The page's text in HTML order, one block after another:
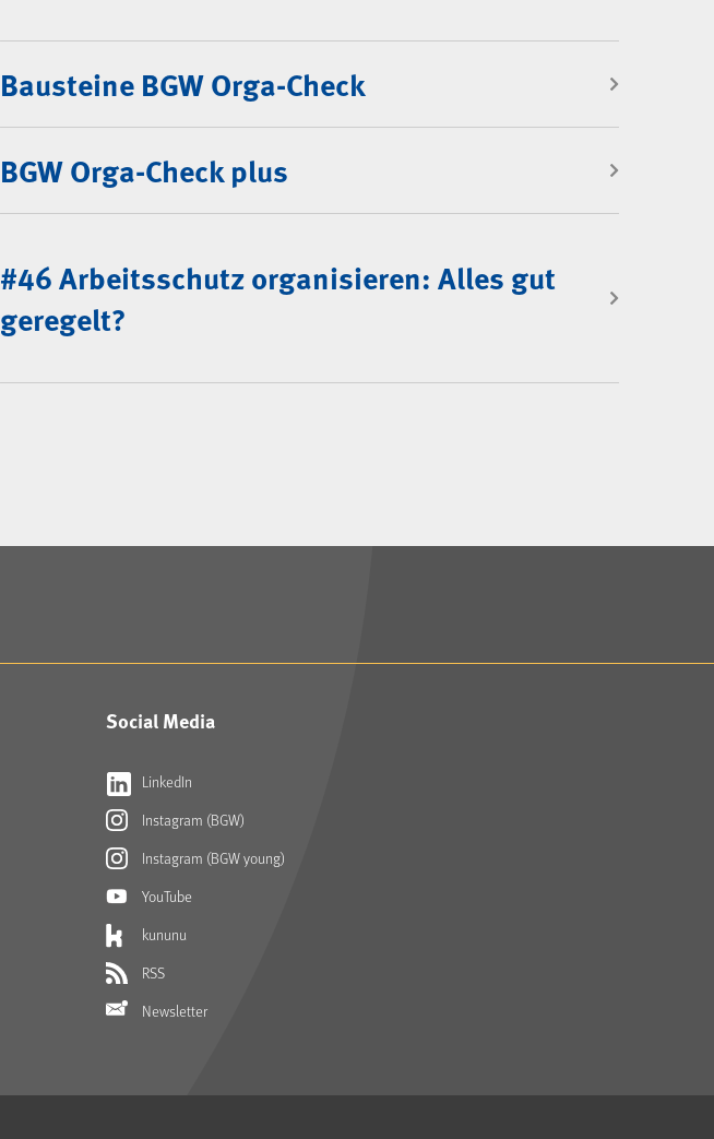
Bausteine BGW Orga-Check
BGW Orga-Check plus
#46 Arbeitsschutz organisieren: Alles gut
geregelt?
Social Media
LinkedIn
Instagram (BGW)
Instagram (BGW young)
YouTube
kununu
RSS
Newsletter